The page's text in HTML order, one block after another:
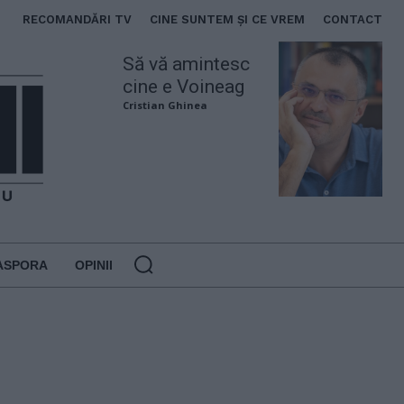
RECOMANDĂRI TV CINE SUNTEM ȘI CE VREM CONTACT
Să vă amintesc
cine e Voineag
Cristian Ghinea
OPINII